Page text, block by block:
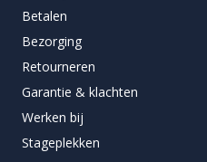
Betalen
Bezorging
Retourneren
Garantie & klachten
Werken bij
Stageplekken